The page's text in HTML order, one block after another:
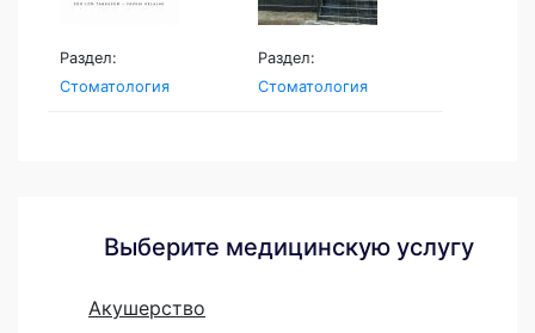
Раздел:
Стоматология
Раздел:
Стоматология
Выберите медицинскую услугу
Акушерство